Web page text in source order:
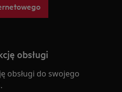
obsługi
obsługi do swojego